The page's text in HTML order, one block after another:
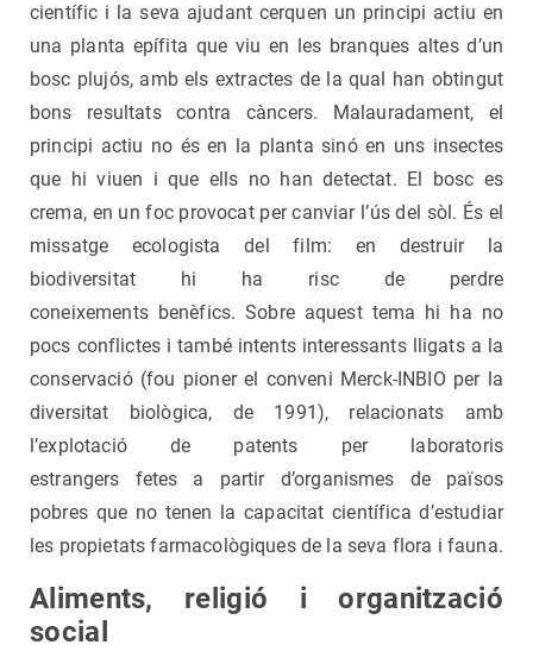
científic i la seva ajudant cerquen un principi actiu en
una planta epífita que viu en les branques altes d’un
bosc plujós, amb els extractes de la qual han obtingut
bons resultats contra càncers. Malauradament, el
principi actiu no és en la planta sinó en uns insectes
que hi viuen i que ells no han detectat. El bosc es
crema, en un foc provocat per canviar l’ús del sòl. És el
missatge ecologista del film: en destruir la
biodiversitat hi ha risc de perdre
coneixements benèfics. Sobre aquest tema hi ha no
pocs conflictes i també intents interessants lligats a la
conservació (fou pioner el conveni Merck-INBIO per la
diversitat biològica, de 1991), relacionats amb
l’explotació de patents per laboratoris
estrangers fetes a partir d’organismes de països
pobres que no tenen la capacitat científica d’estudiar
les propietats farmacològiques de la seva flora i fauna.
Aliments, religió i organització
social